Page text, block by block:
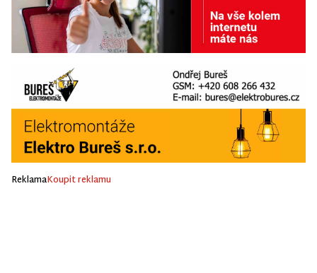
ReklamaKoupit reklamu